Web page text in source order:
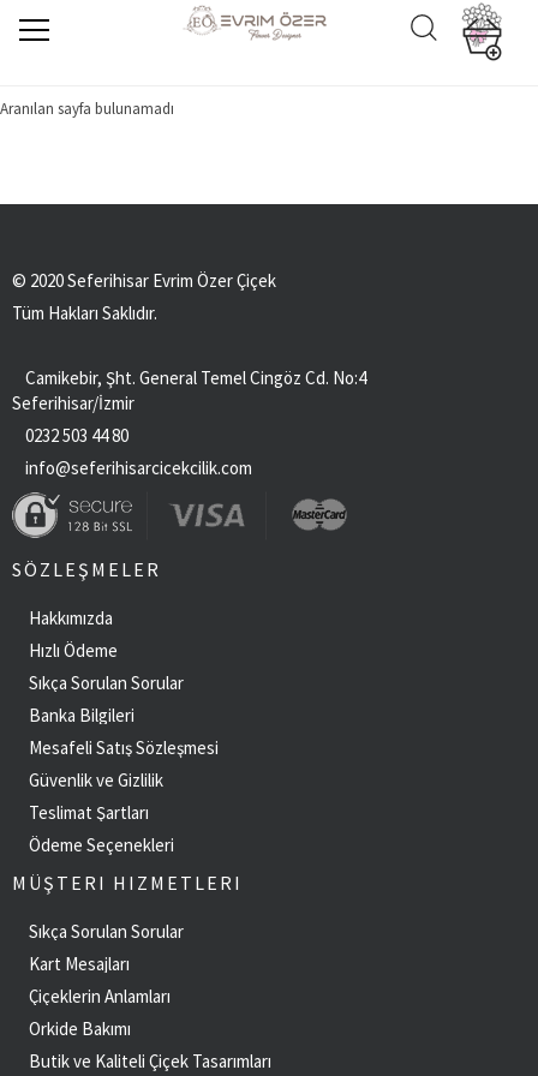
Aranılan sayfa bulunamadı
© 2020 Seferihisar Evrim Özer Çiçek
Tüm Hakları Saklıdır.
Camikebir, Şht. General Temel Cingöz Cd. No:4
Seferihisar/İzmir
0232 503 44 80
info@seferihisarcicekcilik.com
SÖZLEŞMELER
Hakkımızda
Hızlı Ödeme
Sıkça Sorulan Sorular
Banka Bilgileri
Mesafeli Satış Sözleşmesi
Güvenlik ve Gizlilik
Teslimat Şartları
Ödeme Seçenekleri
MÜŞTERI HIZMETLERI
Sıkça Sorulan Sorular
Kart Mesajları
Çiçeklerin Anlamları
Orkide Bakımı
Butik ve Kaliteli Çiçek Tasarımları